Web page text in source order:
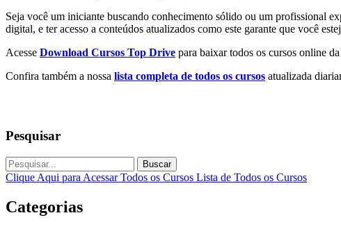
Seja você um iniciante buscando conhecimento sólido ou um profissional
digital, e ter acesso a conteúdos atualizados como este garante que você
Acesse Download Cursos Top Drive para baixar todos os cursos online
Confira também a nossa lista completa de todos os cursos atualizada
Pesquisar
Buscar
Clique Aqui para Acessar Todos os Cursos Lista de Todos os Cursos
Categorias